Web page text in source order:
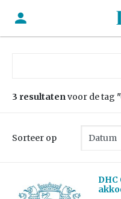
3 resultatenvoor de tag
Sorteer op